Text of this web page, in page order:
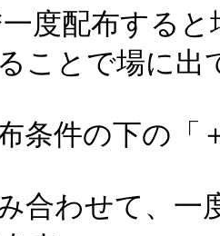
度配布する
ことで場に
条件の下の
合わせて、一